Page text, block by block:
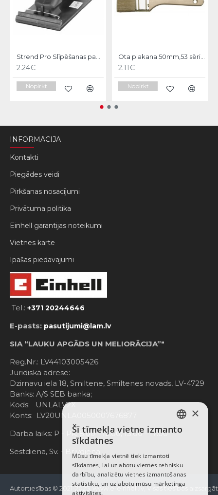
Strend Pro Slīpēšanas pamatne 105x210mm
2.24€
Nopirkt
Ota plakana 50mm,53 sērija, Hardy
2.11€
Nopirkt
INFORMĀCIJA
Kontakti
Piegādes veidi
Pirkšanas nosacījumi
Privātuma politika
Einhell garantijas noteikumi
Vietnes karte
Ipašas piedāvājumi
Tel.: +371 20244646
E-pasts: pasutijumi@lam.lv
SIA “LAUKU APGĀDS UN MELIORĀCIJA”"
Reg.Nr.: LV44103005426
Juridiskā adrese:
Dzirnavu iela 18, Smiltene, Smiltenes novads, LV-4729
Banks: A/S SEB banka;
Kods: UNLALV2X
Konts: LV20UNLA0050007676877
Darba laiks: P - Pk. 8:00 - 12:00; 13:00 - 17:00
Sestdiena, Sv. - Brīvdiena
Autortiesības © 2021-2025, www.e-einhell.lv, Visas tiesības
LATVIAN
ENGLISH
×
Šī tīmekļa vietne izmanto
sīkdatnes
Mūsu tīmekļa vietnē tiek izmantoti
sīkdatnes, lai uzlabotu vietnes tehnisku
darbību, analizētu vietnes izmantošanas
statistiku, un uzlabotu mūsu mārketinga
aktivitātes.